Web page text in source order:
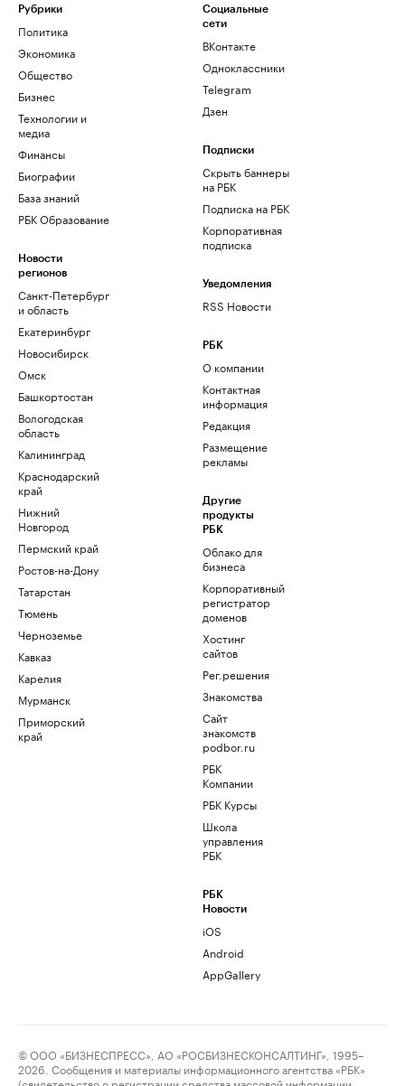
Рубрики
Политика
Экономика
Общество
Бизнес
Технологии и
медиа
Финансы
Биографии
База знаний
РБК Образование
Новости
регионов
Санкт-Петербург
и область
Екатеринбург
Новосибирск
Омск
Башкортостан
Вологодская
область
Калининград
Краснодарский
край
Нижний
Новгород
Пермский край
Ростов-на-Дону
Татарстан
Тюмень
Черноземье
Кавказ
Карелия
Мурманск
Приморский
край
Социальные
сети
ВКонтакте
Одноклассники
Telegram
Дзен
Подписки
Скрыть баннеры
на РБК
Подписка на РБК
Корпоративная
подписка
Уведомления
RSS Новости
РБК
О компании
Контактная
информация
Редакция
Размещение
рекламы
Другие
продукты
РБК
Облако для
бизнеса
Корпоративный
регистратор
доменов
Хостинг
сайтов
Рег.решения
Знакомства
Сайт
знакомств
podbor.ru
РБК
Компании
РБК Курсы
Школа
управления
РБК
РБК
Новости
iOS
Android
AppGallery
© ООО «БИЗНЕСПРЕСС», АО «РОСБИЗНЕСКОНСАЛТИНГ», 1995–
2026. Сообщения и материалы информационного агентства «РБК»